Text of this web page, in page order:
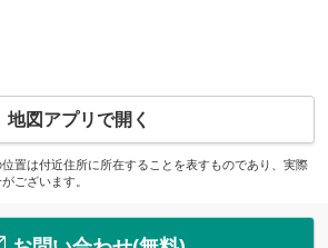
地図アプリで開く
置は付近住所に所在することを表すものであり、実際
ございます。